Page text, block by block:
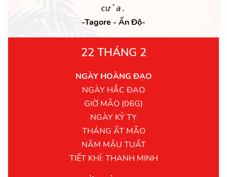
cửa.
-Tagore - Ấn Độ-
22 THÁNG 2
NGÀY HOÀNG ĐẠO
NGÀY HẮC ĐẠO
GIỜ MÃO (06G)
NGÀY KỶ TỴ
THÁNG ẤT MÃO
NĂM MẬU TUẤT
TIẾT KHÍ: THANH MINH